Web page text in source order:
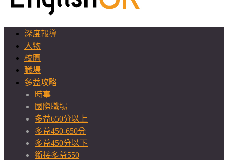
深度報導
人物
校園
職場
多益攻略
時事
國際職場
多益650分以上
多益450-650分
多益450分以下
銜接多益550